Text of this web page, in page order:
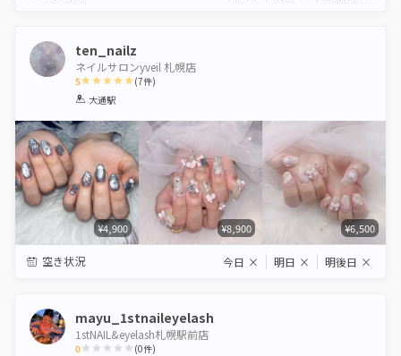
ten_nailz
ネイルサロンyveil 札幌店
5
1 2 3 4
(7件)
大通駅
¥4,900 ¥8,900 ¥6,500
空き状況 今日 × 明日 × 明後日 ×
mayu_1stnaileyelash
1stNAIL&eyelash札幌駅前店
0 (0件)